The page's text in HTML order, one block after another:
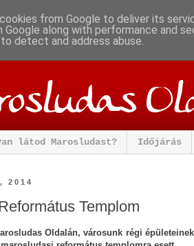
látod Marosludast? Időjárás
2014
Templom
Oldalán, városunk régi
from Google to deliver its
Google along with performance and
detect and address abuse.